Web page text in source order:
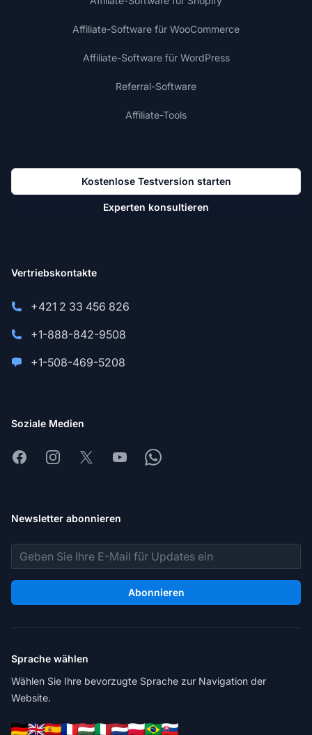
Affiliate-Software für WooCommerce
Affiliate-Software für WordPress
Referral-Software
Affiliate-Tools
Kostenlose Testversion starten
Experten konsultieren
Vertriebskontakte
+421 2 33 456 826
+1-888-842-9508
+1-508-469-5208
Soziale Medien
FacebookInstagram
X YoutubeWhatsapp
Newsletter abonnieren
E-Mail-Adresse
Abonnieren
Sprache wählen
Wählen Sie Ihre bevorzugte Sprache zur Navigation der
Website.